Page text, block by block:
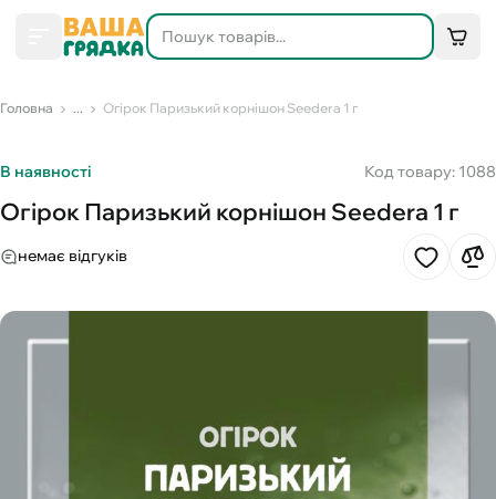
Головна ... Огірок Паризький корнішон Seedera 1 г
В наявності Код товару: 1088
Огірок Паризький корнішон Seedera 1 г
немає відгуків